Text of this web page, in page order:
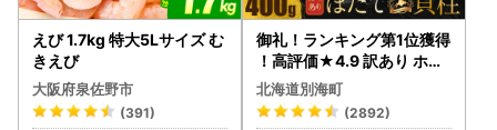
えび 1.7kg 特大5Lサイズ む
きえび
大阪府泉佐野市
(391)
御礼！ランキング第1位獲得
！高評価★4.9 訳あり ホタ
テ 400g（ほたて 帆立 貝柱
冷凍 ）
北海道別海町
(2892)